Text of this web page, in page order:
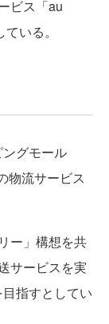
ビス「au
いる。
グモール
物流サービス
ー」構想を共
サービスを実
指すとしてい